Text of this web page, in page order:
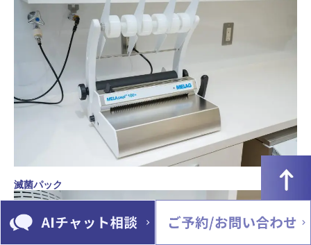
滅菌パック